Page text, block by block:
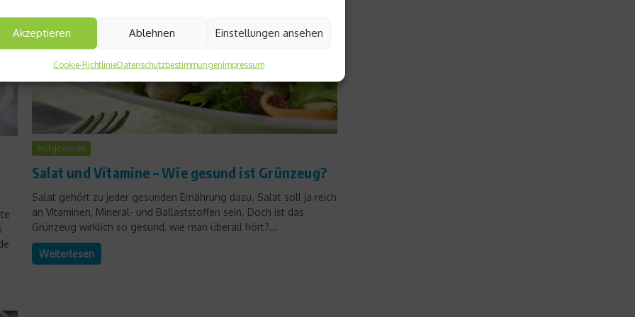
Akzeptieren Ablehnen Einstellungen ansehen
Cookie-RichtlinieDatenschutzbestimmungenImpressum
Aufgedeckt
Salat und Vitamine – Wie gesund ist Grünzeug?
Salat gehört zu jeder gesunden Ernährung dazu. Salat soll ja reich
an Vitaminen, Mineral- und Ballaststoffen sein. Doch ist das
Grünzeug wirklich so gesund, wie man überall hört?...
Weiterlesen